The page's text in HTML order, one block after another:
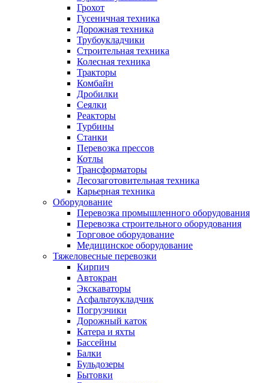
Грохот
Гусеничная техника
Дорожная техника
Трубоукладчики
Строительная техника
Колесная техника
Тракторы
Комбайн
Дробилки
Сеялки
Реакторы
Турбины
Станки
Перевозка прессов
Котлы
Трансформаторы
Лесозаготовительная техника
Карьерная техника
Оборудование
Перевозка промышленного оборудования
Перевозка строительного оборудования
Торговое оборудование
Медицинское оборудование
Тяжеловесные перевозки
Кирпич
Автокран
Экскаваторы
Асфальтоукладчик
Погрузчики
Дорожный каток
Катера и яхты
Бассейны
Балки
Бульдозеры
Бытовки